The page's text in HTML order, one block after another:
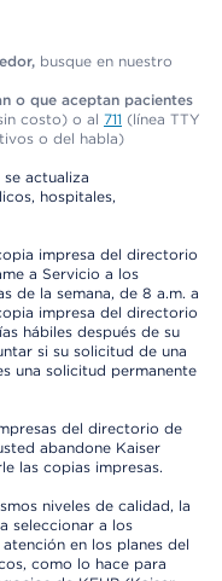
busque en nuestro
o que aceptan pacientes
costo) o al 711 (línea TTY
o del habla)
actualiza
hospitales,
impresa del directorio
a Servicio a los
de la semana, de 8 a.m. a
impresa del directorio
hábiles después de su
si su solicitud de una
una solicitud permanente
del directorio de
abandone Kaiser
las copias impresas.
niveles de calidad, la
seleccionar a los
en los planes del
como lo hace para